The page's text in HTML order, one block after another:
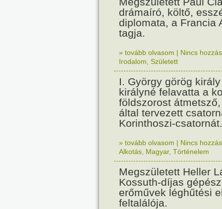
drámaíró, költő,
diplomata, a Francia
tagja.
» tovább olvasom | Nincs
Irodalom Született
I. György görög
királyné felavatta a
földszorost
által tervezett
Korinthoszi-csatornát.
» tovább olvasom | Nincs
Alkotás Magyar, Történelem
Megszületett Heller
Kossuth-díjas
erőművek léghűtési
feltalálója.